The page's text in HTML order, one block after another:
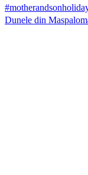
Dunele din